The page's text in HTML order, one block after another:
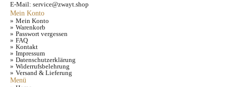
E-Mail: service@zwayt.shop
Mein Konto
Mein Konto
Warenkorb
Passwort vergessen
FAQ
Kontakt
Impressum
Datenschutzerklärung
Widerrufsbelehrung
Versand & Lieferung
Menü